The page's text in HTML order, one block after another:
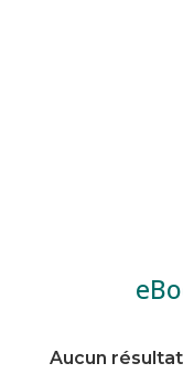
Aucun résultat